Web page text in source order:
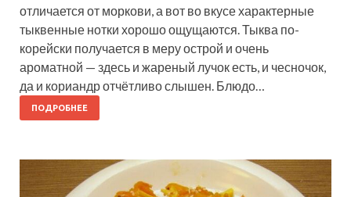
отличается от моркови, а вот во вкусе характерные
тыквенные нотки хорошо ощущаются. Тыква по-
корейски получается в меру острой и очень
ароматной — здесь и жареный лучок есть, и чесночок,
да и кориандр отчётливо слышен. Блюдо…
ПОДРОБНЕЕ